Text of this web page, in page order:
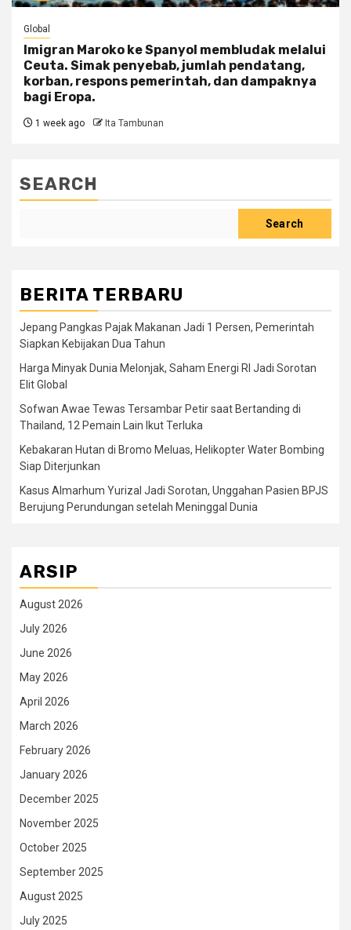
Global
Imigran Maroko ke Spanyol membludak melalui
Ceuta. Simak penyebab, jumlah pendatang,
korban, respons pemerintah, dan dampaknya
bagi Eropa.
1 week ago Ita Tambunan
SEARCH
Search
BERITA TERBARU
Jepang Pangkas Pajak Makanan Jadi 1 Persen, Pemerintah
Siapkan Kebijakan Dua Tahun
Harga Minyak Dunia Melonjak, Saham Energi RI Jadi Sorotan
Elit Global
Sofwan Awae Tewas Tersambar Petir saat Bertanding di
Thailand, 12 Pemain Lain Ikut Terluka
Kebakaran Hutan di Bromo Meluas, Helikopter Water Bombing
Siap Diterjunkan
Kasus Almarhum Yurizal Jadi Sorotan, Unggahan Pasien BPJS
Berujung Perundungan setelah Meninggal Dunia
ARSIP
August 2026
July 2026
June 2026
May 2026
April 2026
March 2026
February 2026
January 2026
December 2025
November 2025
October 2025
September 2025
August 2025
July 2025